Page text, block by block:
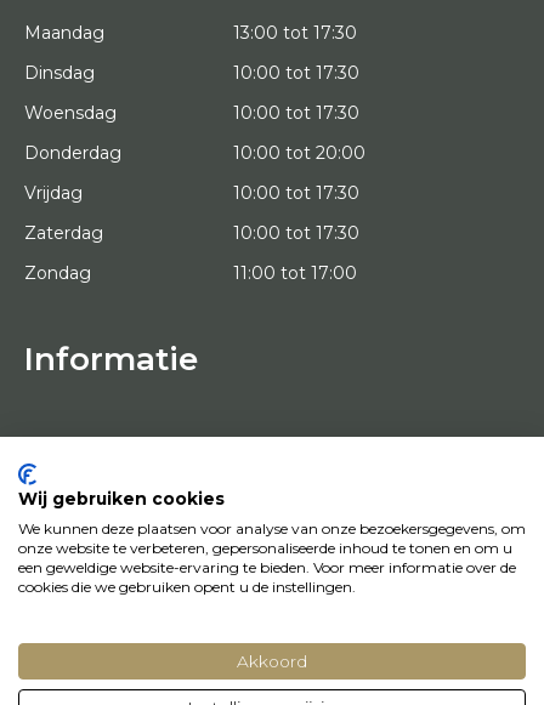
Maandag
13:00 tot 17:30
Dinsdag
10:00 tot 17:30
Woensdag
10:00 tot 17:30
Donderdag
10:00 tot 20:00
Vrijdag
10:00 tot 17:30
Zaterdag
10:00 tot 17:30
Zondag
11:00 tot 17:00
Informatie
HOME
KUNSTENAARS
KUNSTWERKEN
HOE WERKT HET
NEWS
CONTACT
© Copyright 2022 Art District | Website door
Wij gebruiken cookies
We kunnen deze plaatsen voor analyse van onze bezoekersgegevens, om
onze website te verbeteren, gepersonaliseerde inhoud te tonen en om u
een geweldige website-ervaring te bieden. Voor meer informatie over de
cookies die we gebruiken opent u de instellingen.
Akkoord